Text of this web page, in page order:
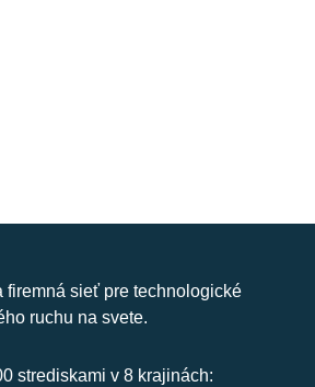
firemná sieť pre technologické
ruchu na svete.
strediskami v 8 krajinách: